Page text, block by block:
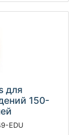
для
150-
EDU